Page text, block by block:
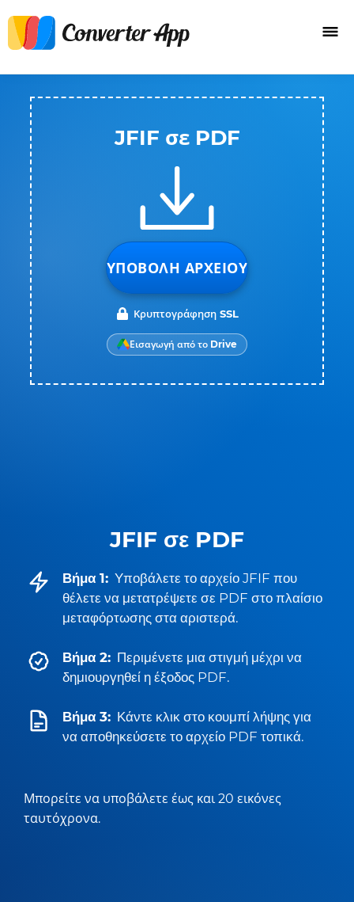
JFIF σε PDF
Βήμα 1: Υποβάλετε το αρχείο JFIF που
θέλετε να μετατρέψετε σε PDF στο πλαίσιο
μεταφόρτωσης στα αριστερά.
Βήμα 2: Περιμένετε μια στιγμή μέχρι να
δημιουργηθεί η έξοδος PDF.
Βήμα 3: Κάντε κλικ στο κουμπί λήψης για
να αποθηκεύσετε το αρχείο PDF τοπικά.
Μπορείτε να υποβάλετε έως και 20 εικόνες
ταυτόχρονα.
JFIF σε PDF
ΥΠΟΒΟΛΉ ΑΡΧΕΊΟΥ
Κρυπτογράφηση SSL
Εισαγωγή από το Drive